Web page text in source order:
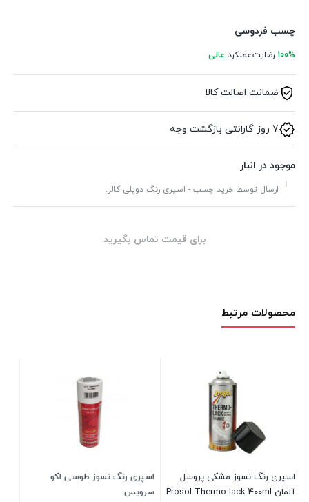
چسب فردوسی
100% رضایتعملکرد عالی
ضمانت اصالت کالا
7 روز گارانتی بازگشت وجه
موجود در انبار
ارسال توسط خرید چسب - اسپری رنگ دوپلی کالر.
برای قیمت تماس بگیرید
محصولات مرتبط
اسپری رنگ نسوز اخرایی اکو
سرویس
اسپری رنگ طلایی اصلی دوپلی کالر